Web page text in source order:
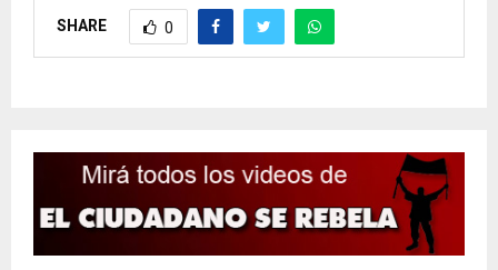
SHARE 0